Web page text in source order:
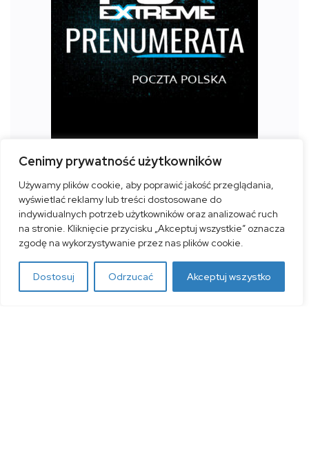
Cenimy prywatność użytkowników
Używamy plików cookie, aby poprawić jakość przeglądania,
wyświetlać reklamy lub treści dostosowane do
indywidualnych potrzeb użytkowników oraz analizować ruch
na stronie. Kliknięcie przycisku „Akceptuj wszystkie” oznacza
zgodę na wykorzystywanie przez nas plików cookie.
Dostosuj Odrzucać Akceptuj wszystko
Prenumerata roczna krajowa (12 numerów) -
Poczta Polska
Dodaj do koszyka